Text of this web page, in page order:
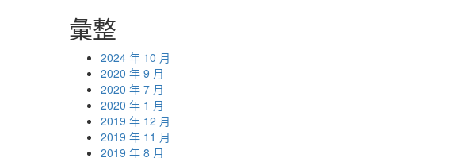
彙整
2024 年 10 月
2020 年 9 月
2020 年 7 月
2020 年 1 月
2019 年 12 月
2019 年 11 月
2019 年 8 月